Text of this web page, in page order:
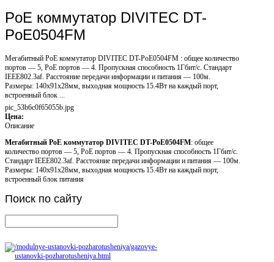
PoE коммутатор DIVITEC DT-
PoE0504FM
Мегабитный PoE коммутатор DIVITEC DT-PoE0504FM : общее количество
портов — 5, PoE портов — 4. Пропускная способность 1Гбит/с. Стандарт
IEEE802.3af. Расстояние передачи информации и питания — 100м.
Размеры: 140х91х28мм, выходная мощность 15.4Вт на каждый порт,
встроенный блок ...
pic_53b6c0f65055b.jpg
Цена:
Описание
Мегабитный PoE коммутатор DIVITEC DT-PoE0504FM: общее
количество портов — 5, PoE портов — 4. Пропускная способность 1Гбит/с.
Стандарт IEEE802.3af. Расстояние передачи информации и питания — 100м.
Размеры: 140х91х28мм, выходная мощность 15.4Вт на каждый порт,
встроенный блок питания
Поиск по сайту